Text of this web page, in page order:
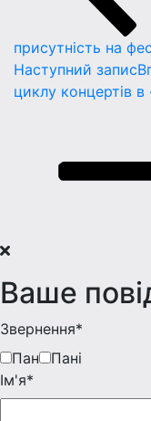
присутність на
Наступний запис
циклу концертів
Ваше
Звернення*
Пан
Пані
Iм'я*